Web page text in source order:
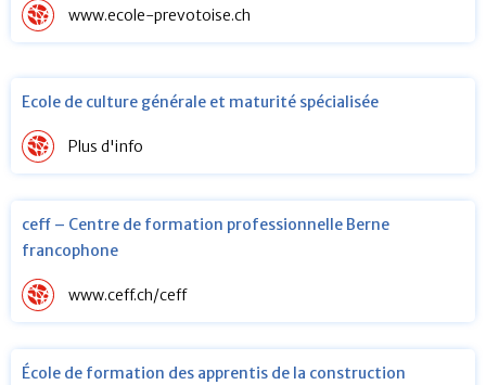
www.ecole-prevotoise.ch
Ecole de culture générale et maturité spécialisée
Plus d'info
ceff – Centre de formation professionnelle Berne
francophone
www.ceff.ch/ceff
École de formation des apprentis de la construction